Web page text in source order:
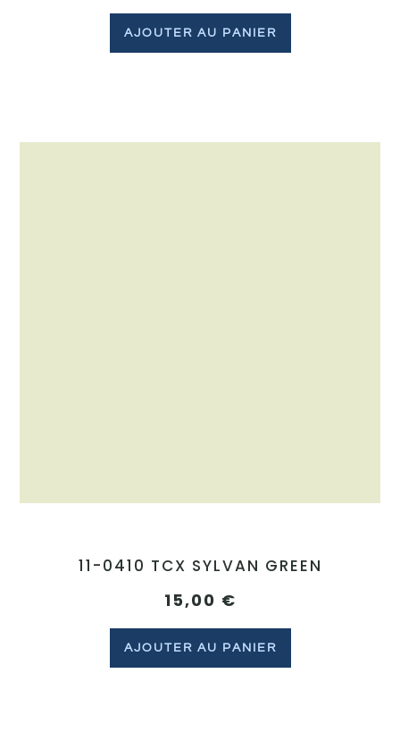
AJOUTER AU PANIER
11-0410 TCX SYLVAN GREEN
15,00 €
AJOUTER AU PANIER